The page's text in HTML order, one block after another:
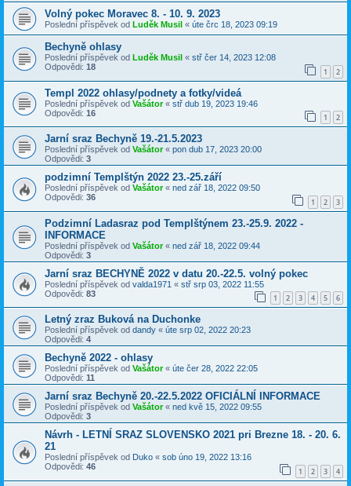
Volný pokec Moravec 8. - 10. 9. 2023
Poslední příspěvek od Luděk Musil « úte črc 18, 2023 09:19
Bechyně ohlasy
Poslední příspěvek od Luděk Musil « stř čer 14, 2023 12:08
Odpovědi: 18 1 2
Templ 2022 ohlasy/podnety a fotky/videá
Poslední příspěvek od Vašátor« stř dub 19, 2023 19:46
Odpovědi: 16 1 2
Jarní sraz Bechyně 19.-21.5.2023
Poslední příspěvek od Vašátor« pon dub 17, 2023 20:00
Odpovědi: 3
podzimní Templštýn 2022 23.-25.září
Poslední příspěvek od Vašátor« ned zář 18, 2022 09:50
Odpovědi: 36 1 2 3
Podzimní Ladasraz pod Templštýnem 23.-25.9. 2022 -
INFORMACE
Poslední příspěvek od Vašátor« ned zář 18, 2022 09:44
Odpovědi: 3
Jarní sraz BECHYNĚ 2022 v datu 20.-22.5. volný pokec
Poslední příspěvek od valda1971 « stř srp 03, 2022 11:55
Odpovědi: 83 1 2 3 4 5 6
Letný zraz Buková na Duchonke
Poslední příspěvek od dandy « úte srp 02, 2022 20:23
Odpovědi: 4
Bechyně 2022 - ohlasy
Poslední příspěvek od Vašátor« úte čer 28, 2022 22:05
Odpovědi: 11
Jarní sraz Bechyně 20.-22.5.2022 OFICIÁLNÍ INFORMACE
Poslední příspěvek od Vašátor« ned kvě 15, 2022 09:55
Odpovědi: 3
Návrh - LETNÍ SRAZ SLOVENSKO 2021 pri Brezne 18. - 20. 6.
21
Poslední příspěvek od Duko « sob úno 19, 2022 13:16
Odpovědi: 46 1 2 3 4